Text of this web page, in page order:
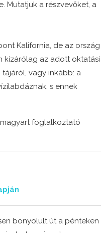
Mutatjuk a részvevőket, a
Kalifornia, de az ország
kizárólag az adott oktatási
vagy inkább: a
s ennek
foglalkoztató
bonyolult út a pénteken